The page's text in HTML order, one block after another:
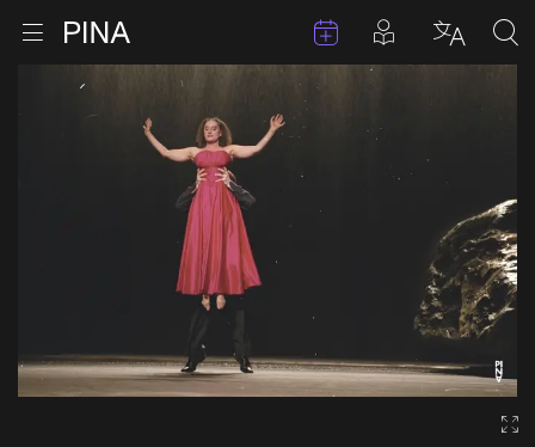
Aller au contenu
Ouvrir le menu Retour à la page d'accueil Évenements
Articles en